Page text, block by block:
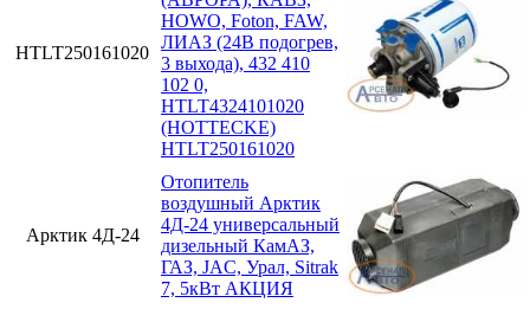
HTLT250161020
HOWO, Foton, FAW,
ЛИАЗ (24В подогрев,
3 выхода), 432 410
102 0,
HTLT4324101020
(HOTTECKE)
HTLT250161020
Арктик 4Д-24
Отопитель
воздушный Арктик
4Д-24 универсальный
дизельный КамАЗ,
ГАЗ, JAC, Урал, Sitrak
7, 5кВт АКЦИЯ